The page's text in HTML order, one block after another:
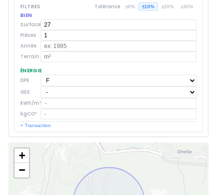
FILTRES Tolérance ±0% ±10% ±20% ±30%
BIEN
Surface
Pièces
Année
Terrain
ÉNERGIE
DPE
GES
kWh/m²
kgCO²
+ Transaction
+
−